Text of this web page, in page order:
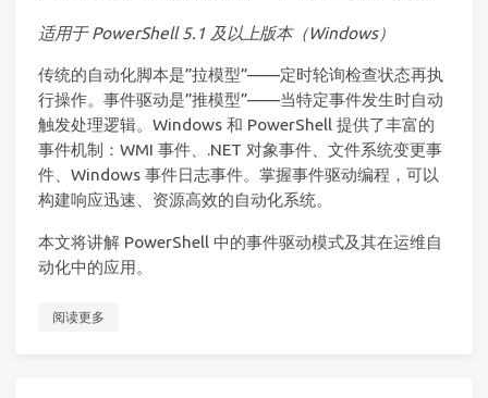
适用于 PowerShell 5.1 及以上版本（Windows）
传统的自动化脚本是”拉模型”——定时轮询检查状态再执
行操作。事件驱动是”推模型”——当特定事件发生时自动
触发处理逻辑。Windows 和 PowerShell 提供了丰富的
事件机制：WMI 事件、.NET 对象事件、文件系统变更事
件、Windows 事件日志事件。掌握事件驱动编程，可以
构建响应迅速、资源高效的自动化系统。
本文将讲解 PowerShell 中的事件驱动模式及其在运维自
动化中的应用。
阅读更多